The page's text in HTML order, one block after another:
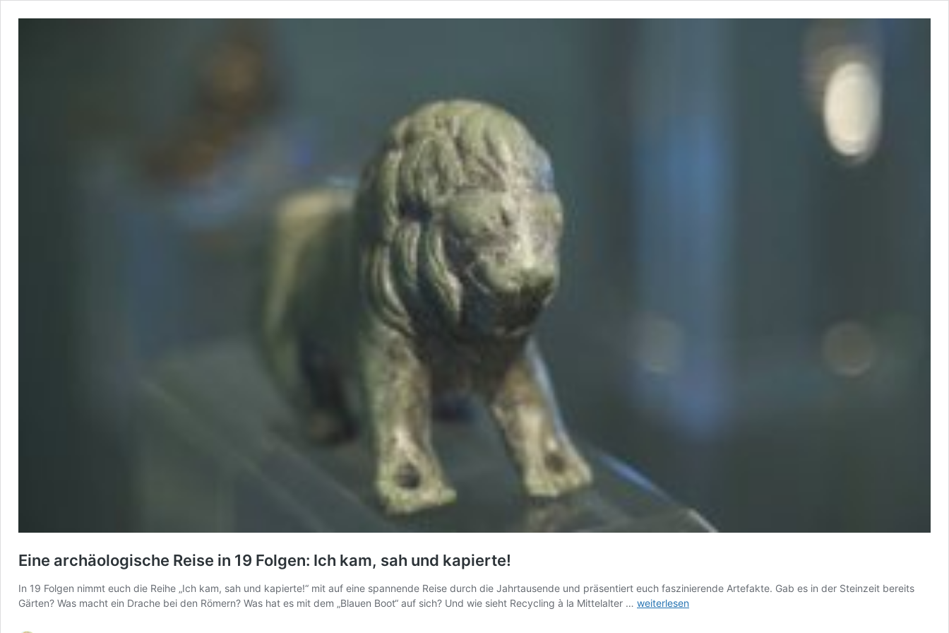
Eine archäologische Reise in 19 Folgen: Ich kam, sah und kapierte!
In 19 Folgen nimmt euch die Reihe „Ich kam, sah und kapierte!“ mit auf eine spannende Reise durch die Jahrtausende und präsentiert euch faszinierende Artefakte. Gab es in der Steinzeit bereits
Gärten? Was macht ein Drache bei den Römern? Was hat es mit dem „Blauen Boot“ auf sich? Und wie sieht Recycling à la Mittelalter … Eine
weiterlesen